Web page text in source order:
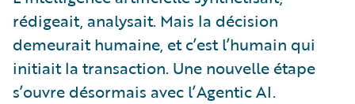
rédigeait, analysait. Mais la décision
demeurait humaine, et c’est l’humain qui
initiait la transaction. Une nouvelle étape
s’ouvre désormais avec l’Agentic AI.